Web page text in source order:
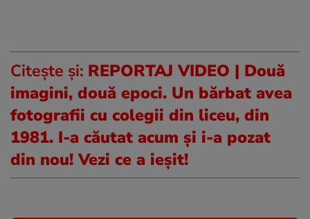
Citește și: REPORTAJ VIDEO | Două
imagini, două epoci. Un bărbat avea
fotografii cu colegii din liceu, din
1981. I-a căutat acum și i-a pozat
din nou! Vezi ce a ieșit!